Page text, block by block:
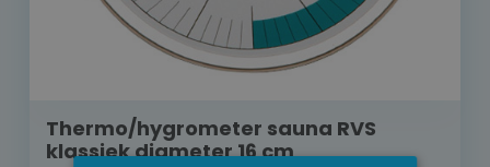
Thermo/hygrometer sauna RVS
klassiek diameter 16 cm